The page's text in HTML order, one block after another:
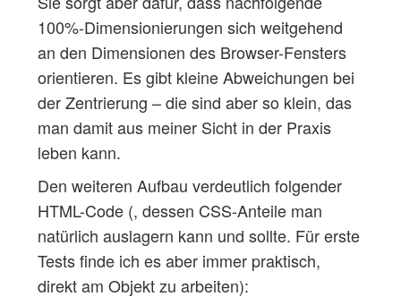
100%-Dimensionierungen sich weitgehend
an den Dimensionen des Browser-Fensters
orientieren. Es gibt kleine Abweichungen bei
der Zentrierung – die sind aber so klein, das
man damit aus meiner Sicht in der Praxis
leben kann.
Den weiteren Aufbau verdeutlich folgender
HTML-Code (, dessen CSS-Anteile man
natürlich auslagern kann und sollte. Für erste
Tests finde ich es aber immer praktisch,
direkt am Objekt zu arbeiten):